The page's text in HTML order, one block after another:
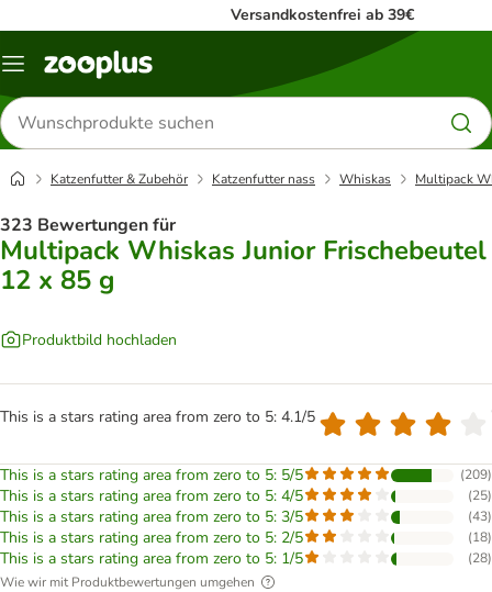
Versandkostenfrei ab 39€
Menü
Produkte
suchen
Katzenfutter & Zubehör Katzenfutter nass Whiskas Multipack
323 Bewertungen für
Multipack Whiskas Junior Frischebeutel
12 x 85 g
Produktbild hochladen
This is a stars rating area from zero to 5: 4.1/5
This is a stars rating area from zero to 5: 5/5 (209)
This is a stars rating area from zero to 5: 4/5 (25)
This is a stars rating area from zero to 5: 3/5 (43)
This is a stars rating area from zero to 5: 2/5 (18)
This is a stars rating area from zero to 5: 1/5 (28)
Wie wir mit Produktbewertungen umgehen